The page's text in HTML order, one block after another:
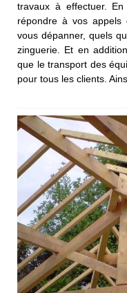
travaux à effectuer.
répondre à vos
vous dépanner, quels
zinguerie. Et en
que le transport des
pour tous les clients.